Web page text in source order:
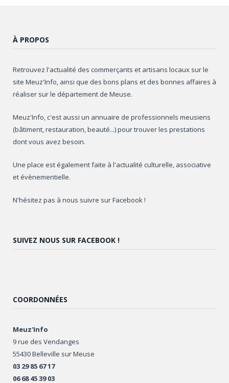
À PROPOS
Retrouvez l'actualité des commerçants et artisans locaux sur le
site Meuz'Info, ainsi que des bons plans et des bonnes affaires à
réaliser sur le département de Meuse.
Meuz'Info, c'est aussi un annuaire de professionnels meusiens
(bâtiment, restauration, beauté...) pour trouver les prestations
dont vous avez besoin.
Une place est également faite à l'actualité culturelle, associative
et évènementielle.
N'hésitez pas à nous suivre sur Facebook !
SUIVEZ NOUS SUR FACEBOOK !
COORDONNÉES
Meuz'Info
9 rue des Vendanges
55430 Belleville sur Meuse
03 29 85 67 17
06 68 45 39 03